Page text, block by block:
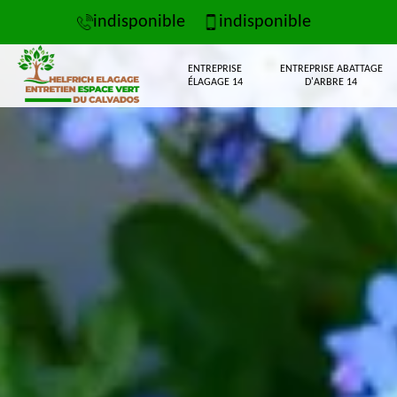
indisponible indisponible
ENTREPRISE
ÉLAGAGE 14
ENTREPRISE ABATTAGE
D'ARBRE 14